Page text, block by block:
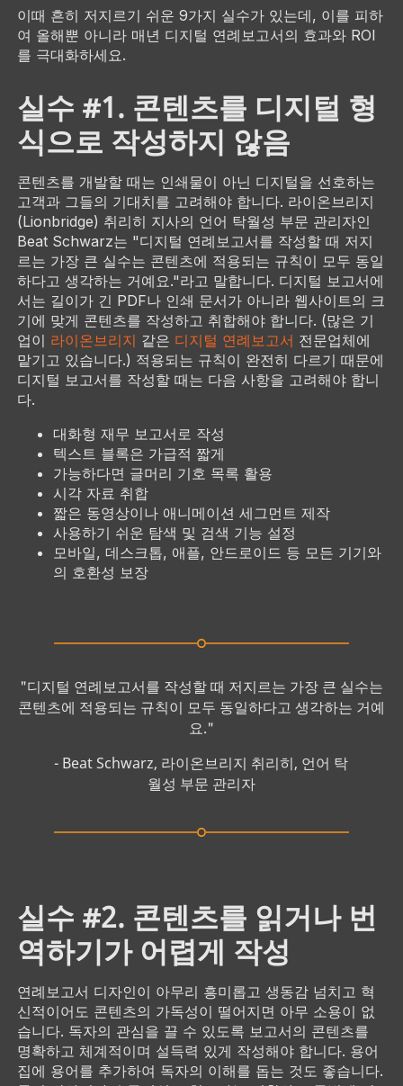
이때 흔히 저지르기 쉬운 9가지 실수가 있는데, 이를 피하
여 올해뿐 아니라 매년 디지털 연례보고서의 효과와 ROI
를 극대화하세요.
실수 #1. 콘텐츠를 디지털 형
식으로 작성하지 않음
콘텐츠를 개발할 때는 인쇄물이 아닌 디지털을 선호하는
고객과 그들의 기대치를 고려해야 합니다. 라이온브리지
(Lionbridge) 취리히 지사의 언어 탁월성 부문 관리자인
Beat Schwarz는 "디지털 연례보고서를 작성할 때 저지
르는 가장 큰 실수는 콘텐츠에 적용되는 규칙이 모두 동일
하다고 생각하는 거예요."라고 말합니다. 디지털 보고서에
서는 길이가 긴 PDF나 인쇄 문서가 아니라 웹사이트의 크
기에 맞게 콘텐츠를 작성하고 취합해야 합니다. (많은 기
업이 라이온브리지 같은 디지털 연례보고서 전문업체에
맡기고 있습니다.) 적용되는 규칙이 완전히 다르기 때문에
디지털 보고서를 작성할 때는 다음 사항을 고려해야 합니
다.
대화형 재무 보고서로 작성
텍스트 블록은 가급적 짧게
가능하다면 글머리 기호 목록 활용
시각 자료 취합
짧은 동영상이나 애니메이션 세그먼트 제작
사용하기 쉬운 탐색 및 검색 기능 설정
모바일, 데스크톱, 애플, 안드로이드 등 모든 기기와
의 호환성 보장
"디지털 연례보고서를 작성할 때 저지르는 가장 큰 실수는
콘텐츠에 적용되는 규칙이 모두 동일하다고 생각하는 거예
요."
- Beat Schwarz, 라이온브리지 취리히, 언어 탁
월성 부문 관리자
실수 #2. 콘텐츠를 읽거나 번
역하기가 어렵게 작성
연례보고서 디자인이 아무리 흥미롭고 생동감 넘치고 혁
신적이어도 콘텐츠의 가독성이 떨어지면 아무 소용이 없
습니다. 독자의 관심을 끌 수 있도록 보고서의 콘텐츠를
명확하고 체계적이며 설득력 있게 작성해야 합니다. 용어
집에 용어를 추가하여 독자의 이해를 돕는 것도 좋습니다.